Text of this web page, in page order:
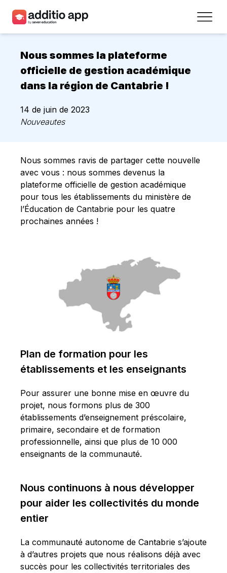
Établissements
Ressources
Prix
Inscrivez-vous
Contact
Français
Nous sommes la plateforme
officielle de gestion académique
dans la région de Cantabrie !
14 de juin de 2023
Nouveautes
Nous sommes ravis de partager cette nouvelle
avec vous : nous sommes devenus la
plateforme officielle de gestion académique
pour tous les établissements du ministère de
l’Éducation de Cantabrie pour les quatre
prochaines années !
Plan de formation pour les
établissements et les enseignants
Pour assurer une bonne mise en œuvre du
projet, nous formons plus de 300
établissements d’enseignement préscolaire,
primaire, secondaire et de formation
professionnelle, ainsi que plus de 10 000
enseignants de la communauté.
Nous continuons à nous développer
pour aider les collectivités du monde
entier
La communauté autonome de Cantabrie s’ajoute
à d’autres projets que nous réalisons déjà avec
succès pour les collectivités territoriales des